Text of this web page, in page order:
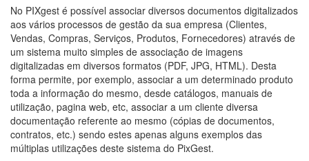
No PIXgest é possível associar diversos documentos digitalizados
aos vários processos de gestão da sua empresa (Clientes,
Vendas, Compras, Serviços, Produtos, Fornecedores) através de
um sistema muito simples de associação de imagens
digitalizadas em diversos formatos (PDF, JPG, HTML). Desta
forma permite, por exemplo, associar a um determinado produto
toda a informação do mesmo, desde catálogos, manuais de
utilização, pagina web, etc, associar a um cliente diversa
documentação referente ao mesmo (cópias de documentos,
contratos, etc.) sendo estes apenas alguns exemplos das
múltiplas utilizações deste sistema do PixGest.